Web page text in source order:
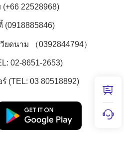
(+66 22528968)
(0918885846)
ยดนาม （0392844794）
02-8651-2653)
ร์ (TEL: 03 80518892)